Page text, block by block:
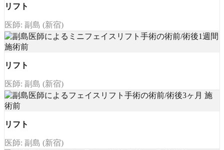
リフト
医師: 副島 (新宿)
リフト
医師: 副島 (新宿)
リフト
医師: 副島 (新宿)